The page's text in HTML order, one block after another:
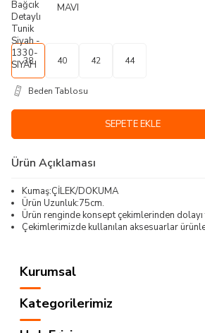
38 40 42 44
Beden Tablosu
SEPETE EKLE
Ürün Açıklaması
Kumaş:ÇİLEK/DOKUMA
Ürün Uzunluk:75cm.
Ürün renginde konsept çekimlerinden dolayı
Çekimlerimizde kullanılan aksesuarlar
Kurumsal
Kategorilerimiz